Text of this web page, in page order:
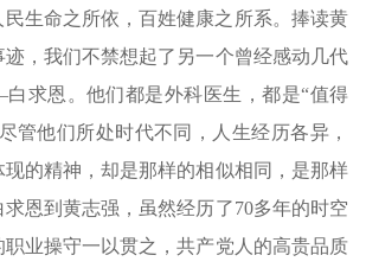
命之所依，百姓健康之所系。捧读黄
，我们不禁想起了另一个曾经感动几代
求恩。他们都是外科医生，都是“值得
管他们所处时代不同，人生经历各异，
的精神，却是那样的相似相同，是那样
恩到黄志强，虽然经历了70多年的时空
业操守一以贯之，共产党人的高贵品质